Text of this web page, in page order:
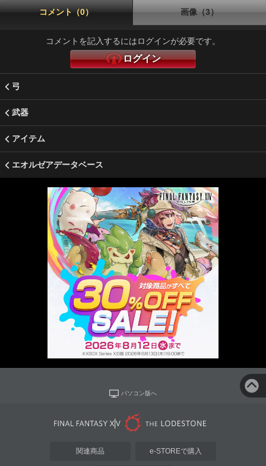
コメント（0） 画像（3）
コメントを記入するにはログインが必要です。
ログイン
弓
武器
アイテム
エオルゼアデータベース
パソコン版へ
関連商品 e-STOREで購入